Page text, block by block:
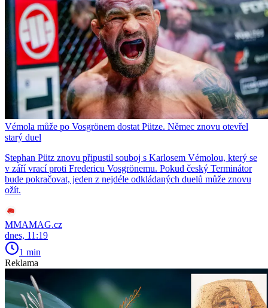
Vémola může po Vosgrönem dostat Pütze. Němec znovu otevřel
starý duel
Stephan Pütz znovu připustil souboj s Karlosem Vémolou, který se
v září vrací proti Fredericu Vosgrönemu. Pokud český Terminátor
bude pokračovat, jeden z nejdéle odkládaných duelů může znovu
ožít.
MMAMAG.cz
dnes, 11:19
1 min
Reklama